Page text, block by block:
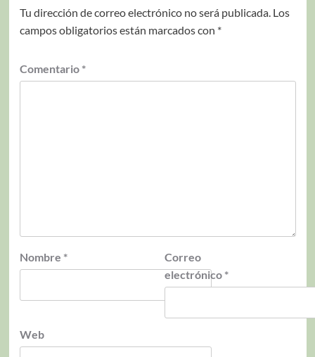
Tu dirección de correo electrónico no será publicada. Los
campos obligatorios están marcados con *
Comentario *
Nombre *
Correo
electrónico *
Web